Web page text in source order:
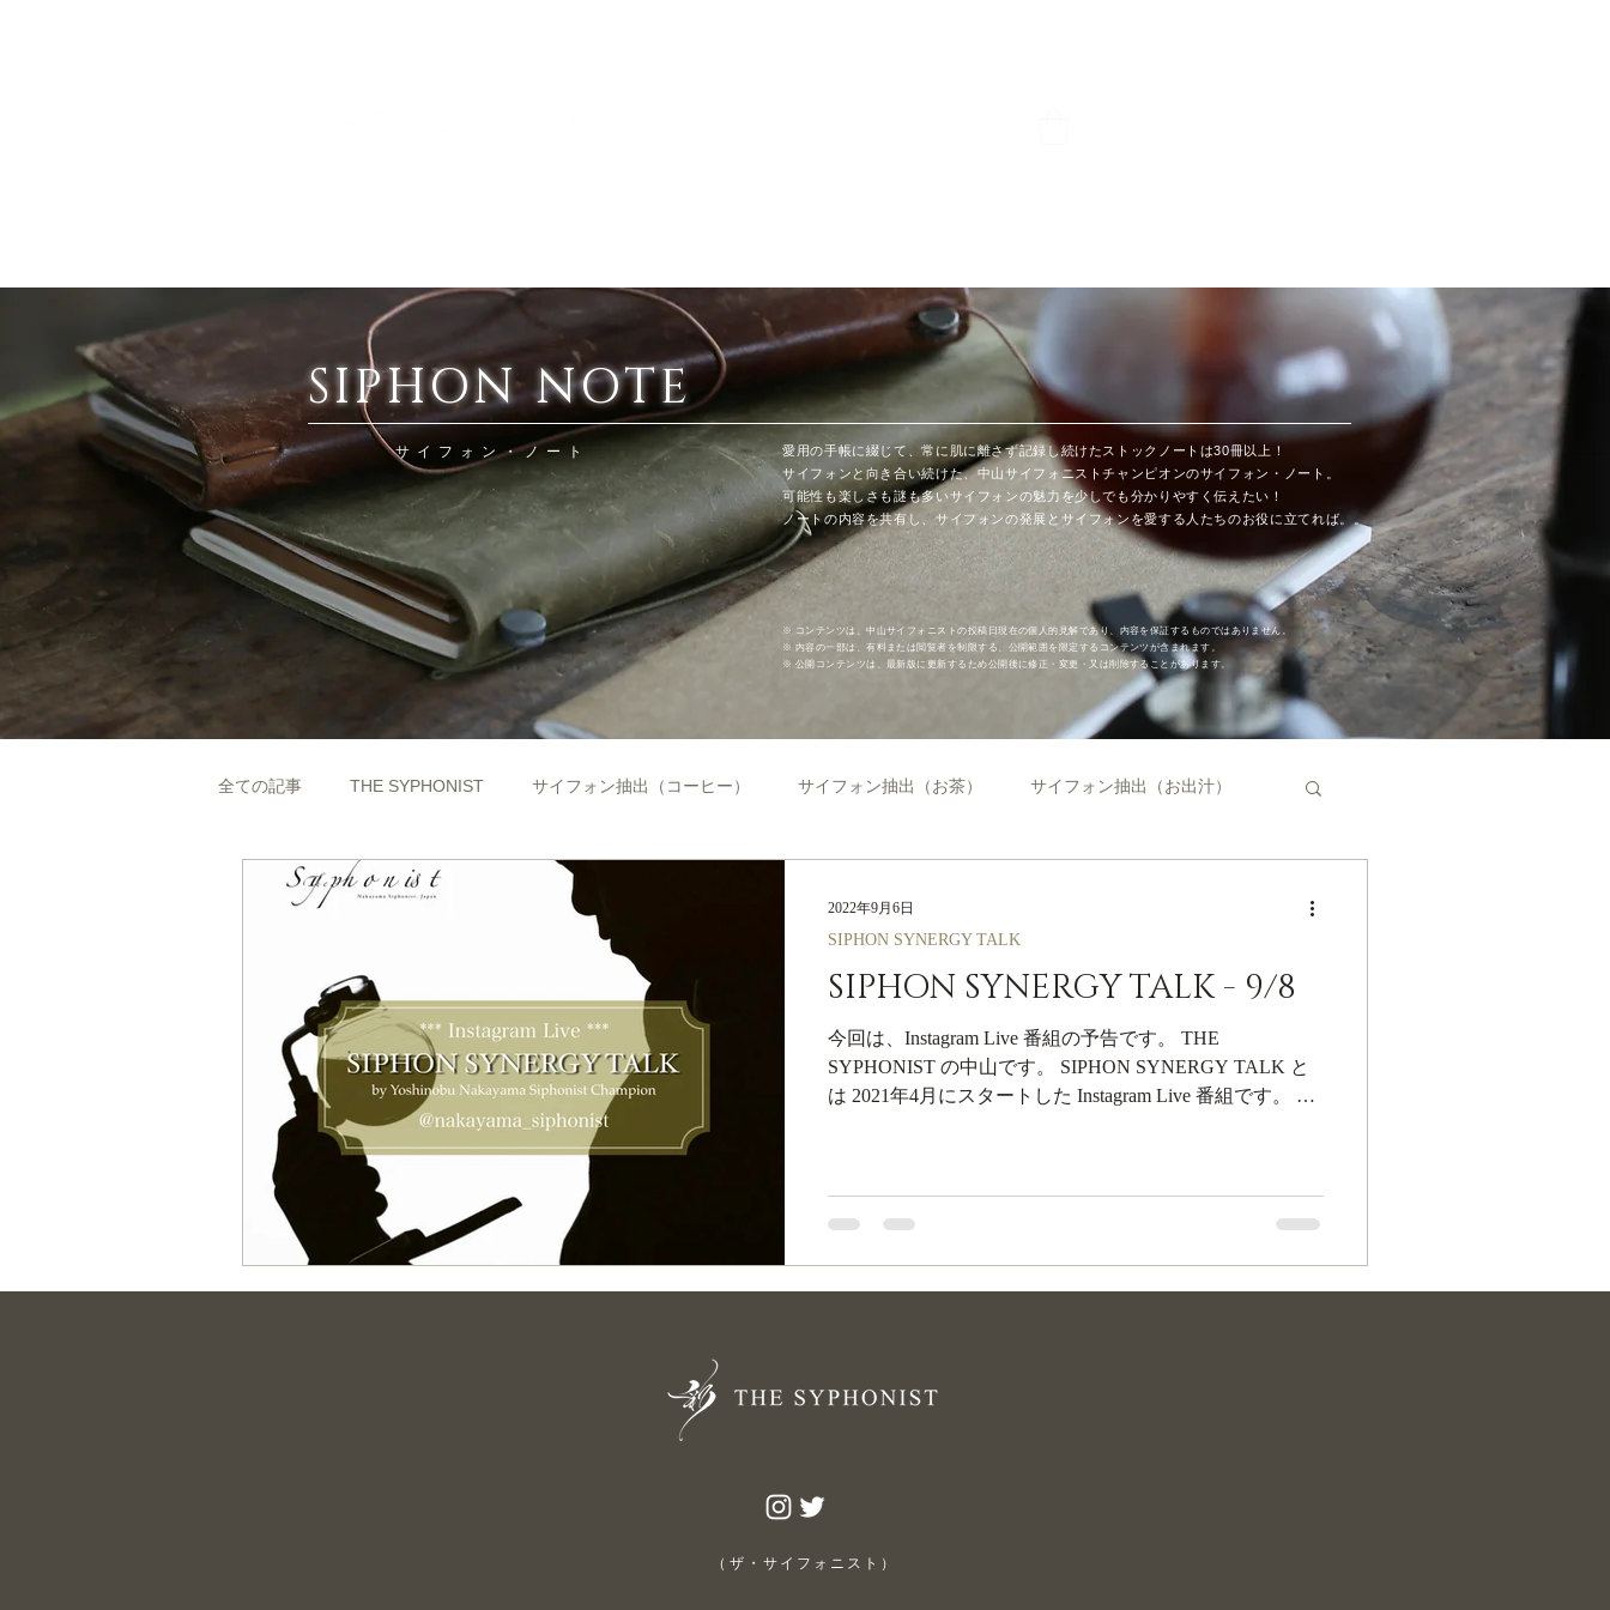
SIPHON NOTE
サイフォン・ノート
​愛用の手帳に綴じて、常に肌に離さず記録し続けたストックノートは30冊以上！
​サイフォンと向き合い続けた、中山サイフォニストチャンピオンのサイフォン・ノート。
可能性も楽しさも謎も多いサイフォンの魅力を少しでも分かりやすく伝えたい！
ノートの内容を共有し、サイフォンの発展とサイフォンを愛する人たちのお役に立てれば。。
※ コンテンツは、中山サイフォニストの投稿日現在の個人的見解であり、内容を保証するものではありません。
​※ 内容の一部は、有料または閲覧者を制限する、公開範囲を限定するコンテンツが含まれます。
※ 公開コンテンツは、最新版に更新するため公開後に修正・変更・又は削除することがあります。
全ての記事 THE SYPHONIST サイフォン抽出（コーヒー） サイフォン抽出（お茶） サイフォン抽出（お出汁）
サイフォニスト（Siphonist） オリジナル品
プロ向け情報 SIPHON SYNERGY TALK セミナー＆ワークショップ コーヒー豆
間借りCafe束の間
SIPHON SYNERGY TALK - 9/8
今回は、Instagram Live 番組の予告です。 THE
SYPHONIST の中山です。 SIPHON SYNERGY TALK と
は 2021年4月にスタートした Instagram Live 番組です。 一
SIPHON SYNERGY TALK
2022年9月6日
（ザ・サイフォニスト）